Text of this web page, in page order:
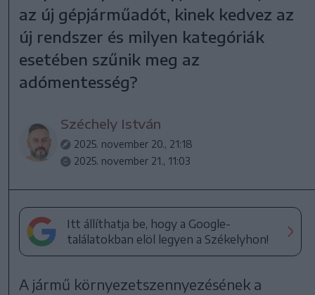
az új gépjárműadót, kinek kedvez az
új rendszer és milyen kategóriák
esetében szűnik meg az
adómentesség?
Széchely István
2025. november 20., 21:18
2025. november 21., 11:03
Itt állíthatja be, hogy a Google-
találatokban elöl legyen a Székelyhon!
A jármű környezetszennyezésének a